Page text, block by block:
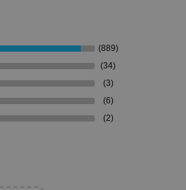
(889)
(34)
(3)
(6)
(2)